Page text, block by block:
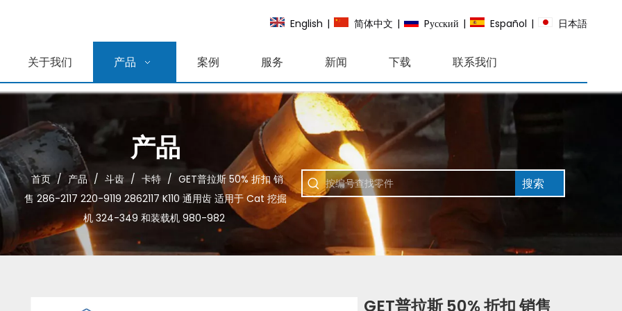
English | 简体中文 | Pусский | Español | 日本語
关于我们 产品 案例 服务 新闻 下载 联系我们
产品
首页 / 产品 / 斗齿 / 卡特 / GET普拉斯 50% 折扣 销
售 286-2117 220-9119 2862117 K110 通用齿 适用于 Cat 挖掘
机 324-349 和装载机 980-982
搜索
GET普拉斯 50% 折扣 销售